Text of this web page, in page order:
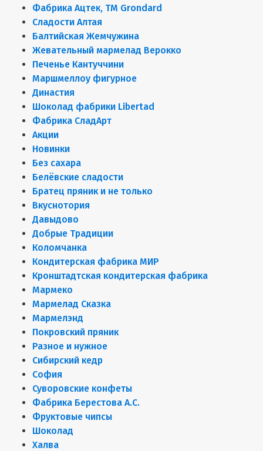
Фабрика Ацтек, ТМ Grondard
Сладости Алтая
Балтийская Жемчужина
Жевательный мармелад Верокко
Печенье Кантуччини
Маршмеллоу фигурное
Династия
Шоколад фабрики Libertad
Фабрика СладАрт
Акции
Новинки
Без сахара
Белёвские сладости
Братец пряник и не только
Вкуснотория
Давыдово
Добрые Традиции
Коломчанка
Кондитерская фабрика МИР
Кронштадтская кондитерская фабрика
Мармеко
Мармелад Сказка
Мармелэнд
Покровский пряник
Разное и нужное
Сибирский кедр
София
Суворовские конфеты
Фабрика Берестова А.С.
Фруктовые чипсы
Шоколад
Халва